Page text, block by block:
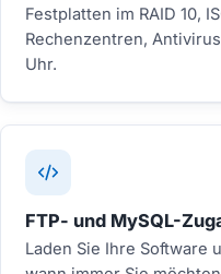
Festplatten im RAID 10,
Rechenzentren,
Uhr.
FTP- und MySQL-
Laden Sie Ihre Software